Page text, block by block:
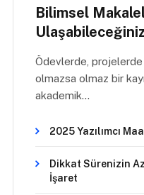
Bilimsel
Ödevlerde, projelerde
olmazsa olmaz bir
akademik…
2025 Yazılımcı
Dikkat Sürenizin
İşaret